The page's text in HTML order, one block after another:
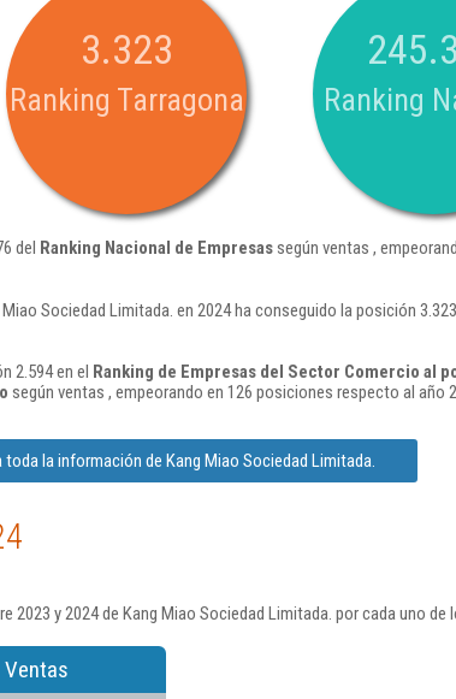
3.323
Ranking Tarragona Ranking
del Ranking Nacional de Empresassegún ventas ,
Sociedad Limitada. en 2024 ha conseguido la posición
2.594 en el Ranking de Empresas del Sector Comercio al
según ventas , empeorando en 126 posiciones respecto al año
toda la información de Kang Miao Sociedad Limitada.
y 2024 de Kang Miao Sociedad Limitada. por cada uno de